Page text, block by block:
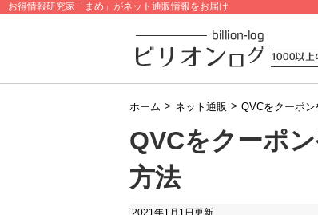
お得情報研究家「まめ」がネット通販情報をお届け
ホーム > ネット通販 > QVCをクーポ
QVCをクーポ
方法
2021年1月1日 更新